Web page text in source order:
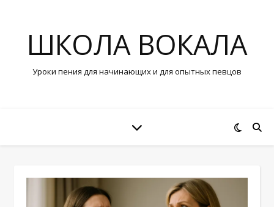
ШКОЛА ВОКАЛА
Уроки пения для начинающих и для опытных певцов